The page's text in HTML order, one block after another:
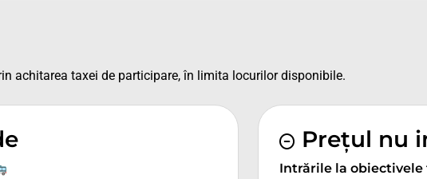
achitarea taxei de participare, în limita locurilor disponibile.
Prețul nu
Intrările la